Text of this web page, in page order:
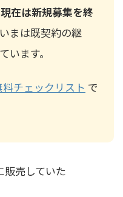
在は新規募集を終
いまは既契約の継
います。
料チェックリスト で
販売していた